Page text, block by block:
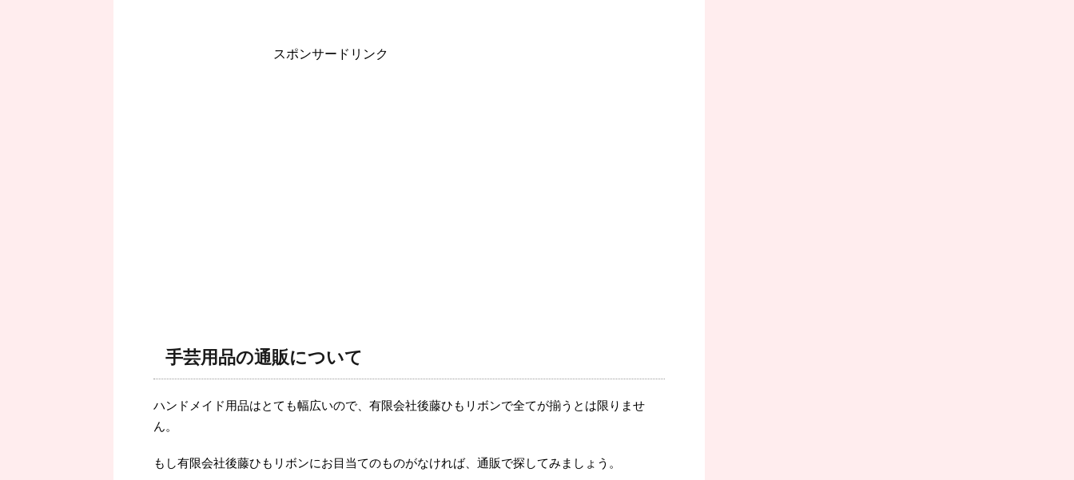
スポンサードリンク
手芸用品の通販について
ハンドメイド用品はとても幅広いので、有限会社後藤ひもリボンで全てが揃うとは限りませ
ん。
もし有限会社後藤ひもリボンにお目当てのものがなければ、通販で探してみましょう。